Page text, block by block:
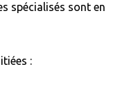
spécialisés sont en
: